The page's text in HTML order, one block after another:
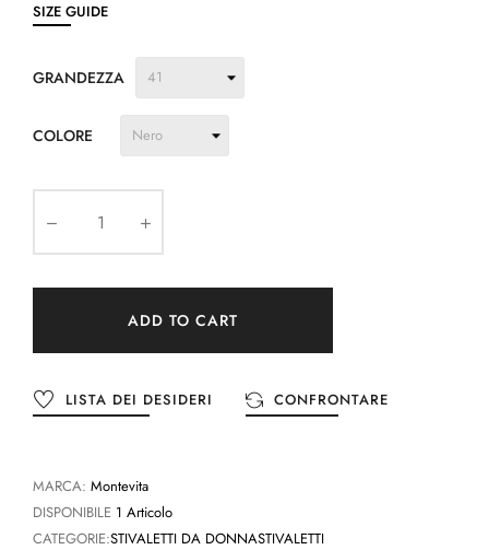
SIZE GUIDE
GRANDEZZA
COLORE
ADD TO CART
LISTA DEI DESIDERI CONFRONTARE
MARCA: Montevita
DISPONIBILE 1 Articolo
CATEGORIE:STIVALETTI DA DONNASTIVALETTI